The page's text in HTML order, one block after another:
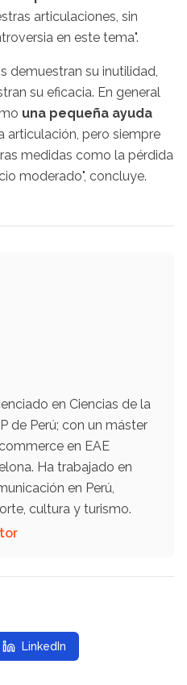
articulaciones, sin
en este tema".
demuestran su inutilidad,
su eficacia. En general
una pequeña ayuda
articulación, pero siempre
medidas como la pérdida
moderado", concluye.
en Ciencias de la
de Perú; con un máster
en EAE
Ha trabajado en
en Perú,
cultura y turismo.
LinkedIn